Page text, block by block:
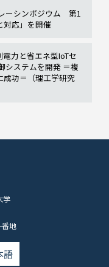
ーシンポジウム 第1
対応」を開催
電力と省エネ型IoTセ
システムを開発 ＝複
成功＝（理工学研究
学
地
語